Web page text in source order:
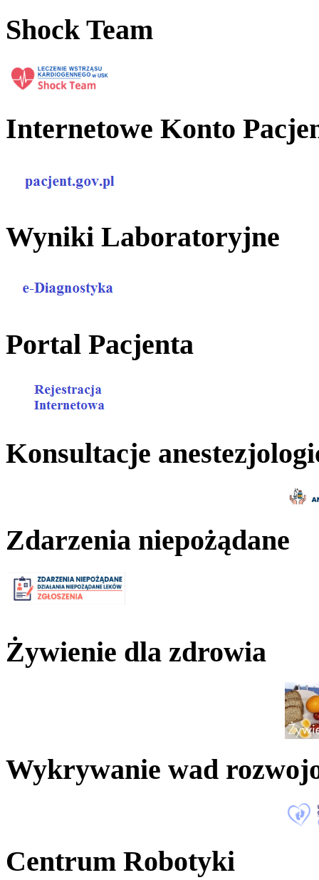
Shock Team
Internetowe Konto
Wyniki Laboratoryjne
Portal Pacjenta
Konsultacje
Zdarzenia niepożądane
Żywienie dla zdrowia
Wykrywanie wad
Centrum Robotyki